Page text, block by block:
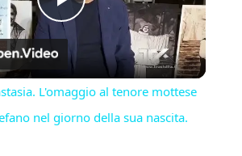
Play
Video
L'omaggio al tenore mottese
nel giorno della sua nascita.